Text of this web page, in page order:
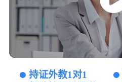
持证外教1对1